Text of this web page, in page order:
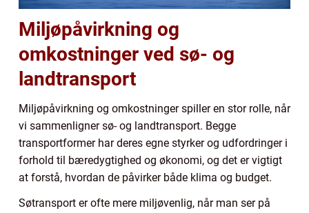
Miljøpåvirkning og
omkostninger ved sø- og
landtransport
Miljøpåvirkning og omkostninger spiller en stor rolle, når
vi sammenligner sø- og landtransport. Begge
transportformer har deres egne styrker og udfordringer i
forhold til bæredygtighed og økonomi, og det er vigtigt
at forstå, hvordan de påvirker både klima og budget.
Søtransport er ofte mere miljøvenlig, når man ser på